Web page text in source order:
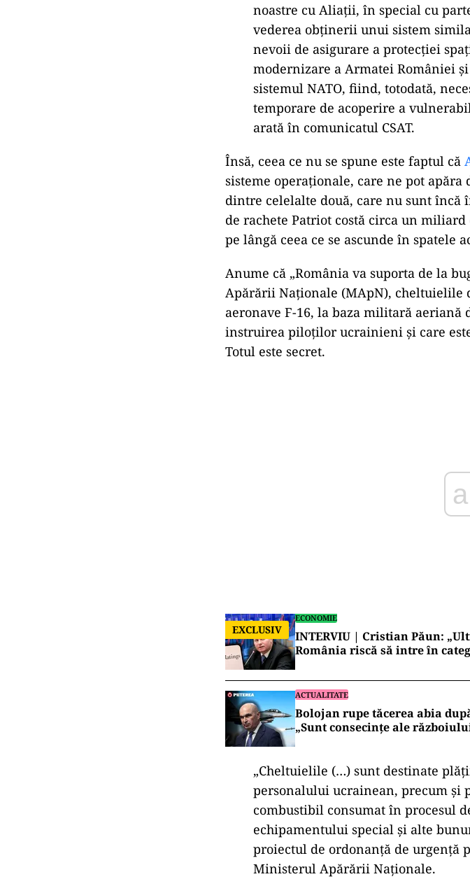
noastre cu Aliații, în special cu
vederea obținerii unui sistem
nevoii de asigurare a protecției
modernizare a Armatei României
sistemul NATO, fiind, totodată,
temporare de acoperire a
arată în comunicatul CSAT.
Însă, ceea ce nu se spune este faptul că
sisteme operaționale, care ne pot
dintre celelalte două, care nu sunt
de rachete Patriot costă circa un
pe lângă ceea ce se ascunde în spatele
Anume că „România va suporta de la
Apărării Naționale (MApN),
aeronave F-16, la baza militară aeriană
instruirea piloților ucrainieni și care
Totul este secret.
EXCLUSIV
ECONOMIE
INTERVIU | Cristian Păun:
România riscă să intre în
ACTUALITATE
Bolojan rupe tăcerea abia
„Sunt consecințe ale
„Cheltuielile (…) sunt destinate
personalului ucrainean, precum
combustibil consumat în procesul
echipamentului special și alte
proiectul de ordonanță de urgență
Ministerul Apărării Naționale.